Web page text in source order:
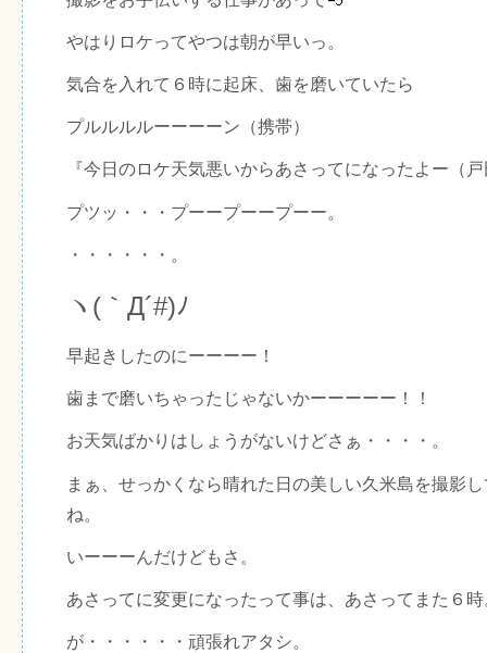
やはりロケってやつは朝が早いっ。
気合を入れて６時に起床、歯を磨いていたら
プルルルルーーーーン（携帯）
『今日のロケ天気悪いからあさってになったよー（
プツッ・・・プーープーープーー。
・・・・・・。
ヽ(｀Д´#)ﾉ
早起きしたのにーーーー！
歯まで磨いちゃったじゃないかーーーーー！！
お天気ばかりはしょうがないけどさぁ・・・・。
まぁ、せっかくなら晴れた日の美しい久米島を撮影
ね。
いーーーんだけどもさ。
あさってに変更になったって事は、あさってまた６時
が・・・・・・頑張れアタシ。